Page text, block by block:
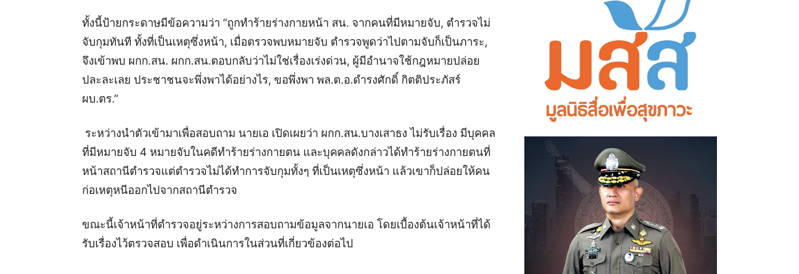
ทั้งนี้ป้ายกระดาษมีข้อความว่า “ถูกทำร้ายร่างกายหน้า สน. จากคนที่มีหมายจับ, ตำรวจไม่
จับกุมทันที ทั้งที่เป็นเหตุซึ่งหน้า, เมื่อตรวจพบหมายจับ ตำรวจพูดว่าไปตามจับก็เป็นภาระ,
จึงเข้าพบ ผกก.สน. ผกก.สน.ตอบกลับว่าไม่ใช่เรื่องเร่งด่วน, ผู้มีอำนาจใช้กฎหมายปล่อย
ปละละเลย ประชาชนจะพึ่งพาได้อย่างไร, ขอพึ่งพา พล.ต.อ.ดำรงศักดิ์ กิตติประภัสร์
ผบ.ตร.”
ระหว่างนำตัวเข้ามาเพื่อสอบถาม นายเอ เปิดเผยว่า ผกก.สน.บางเสาธง ไม่รับเรื่อง มีบุคคล
ที่มีหมายจับ 4 หมายจับในคดีทำร้ายร่างกายตน และบุคคลดังกล่าวได้ทำร้ายร่างกายตนที่
หน้าสถานีตำรวจแต่ตำรวจไม่ได้ทำการจับกุมทั้งๆ ที่เป็นเหตุซึ่งหน้า แล้วเขาก็ปล่อยให้คน
ก่อเหตุหนีออกไปจากสถานีตำรวจ
ขณะนี้เจ้าหน้าที่ตำรวจอยู่ระหว่างการสอบถามข้อมูลจากนายเอ โดยเบื้องต้นเจ้าหน้าที่ได้
รับเรื่องไว้ตรวจสอบ เพื่อดำเนินการในส่วนที่เกี่ยวข้องต่อไป